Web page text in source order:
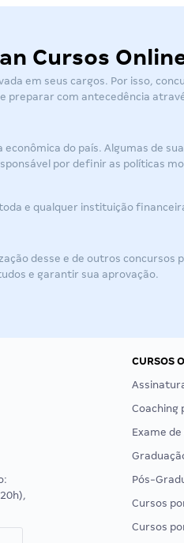
Cursos
em seus cargos. Por isso,
preparar com antecedência
do país. Algumas de
por definir as políticas
e qualquer instituição
desse e de outros
e garantir sua aprovação.
CURSOS
Coaching
Exame
Pós-
Cursos
Cursos